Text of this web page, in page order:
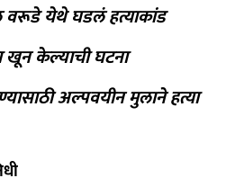
वरूडे येथे घडलं हत्याकांड
खून केल्याची घटना
अल्पवयीन मुलाने हत्या